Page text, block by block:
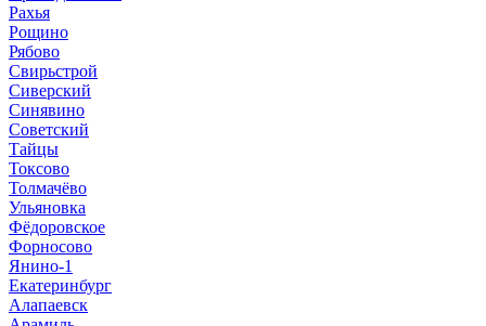
Рахья
Рощино
Рябово
Свирьстрой
Сиверский
Синявино
Советский
Тайцы
Токсово
Толмачёво
Ульяновка
Фёдоровское
Форносово
Янино-1
Екатеринбург
Алапаевск